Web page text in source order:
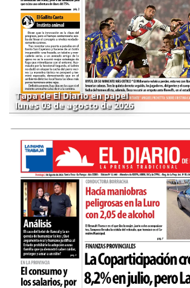
Tapa de El Diario en papel
lunes 03 de agosto de 2026